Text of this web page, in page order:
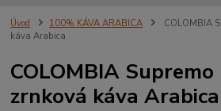
Úvod 100% KÁVA ARABICA
COLOMBIA
káva Arabica
COLOMBIA Supremo
zrnková káva Arabica